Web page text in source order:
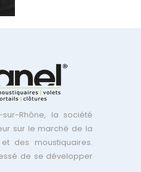
Rhône, la société
sur le marché de la
des moustiquaires.
de se développer